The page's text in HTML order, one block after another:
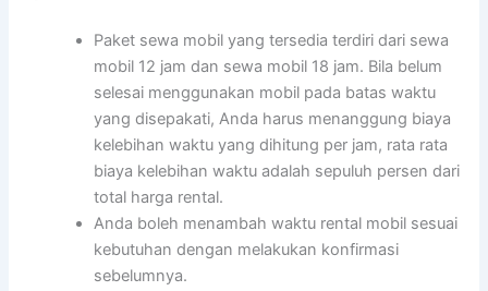
Paket sewa mobil yang tersedia terdiri dari sewa
mobil 12 jam dan sewa mobil 18 jam. Bila belum
selesai menggunakan mobil pada batas waktu
yang disepakati, Anda harus menanggung biaya
kelebihan waktu yang dihitung per jam, rata rata
biaya kelebihan waktu adalah sepuluh persen dari
total harga rental.
Anda boleh menambah waktu rental mobil sesuai
kebutuhan dengan melakukan konfirmasi
sebelumnya.